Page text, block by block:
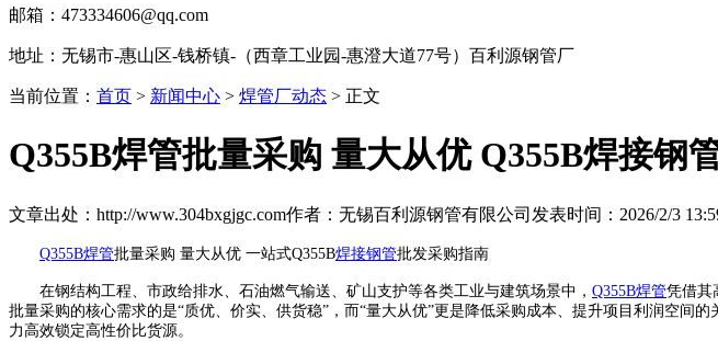
邮箱：473334606@qq.com
地址：无锡市-惠山区-钱桥镇-（西章工业园-惠澄大道77号）百利源钢管厂
当前位置： 首页 > 新闻中心 > 焊管厂动态 > 正文
Q355B焊管批量采购 量大从优 Q355B焊接钢
文章出处：http://www.304bxgjgc.com作者：无锡百利源钢管有限公司 发表时间：2026/2/3
Q355B焊管批量采购 量大从优 一站式Q355B焊接钢管批发采购指南
在钢结构工程、市政给排水、石油燃气输送、矿山支护等各类工业与建筑场景中， Q355B焊管凭借其
批量采购的核心需求的是“质优、价实、供货稳”，而“量大从优”更是降低采购成本、提升项目利润空间
力高效锁定高性价比货源。